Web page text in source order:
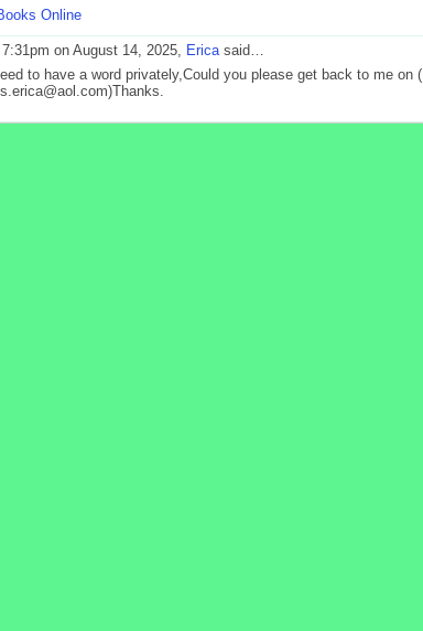
Online
on August 14, 2025, Ericasaid…
to have a word privately,Could you please get back to me on (